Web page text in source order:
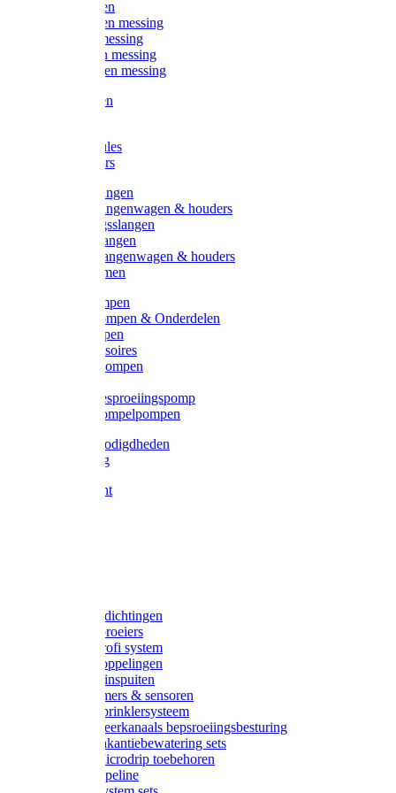
Kogelkranen
Koppelingen messing
Sproeiers messing
Tuinspuiten messing
Slangstukken messing
Handspuiten
Kunststoftules
Regenmeters
Overige slangen
Overige slangenwagen & houders
Beregeningsslangen
Gardena slangen
Gardena slangenwagen & houders
Slangklemmen
Leader pompen
Zwengelpompen & Onderdelen
Ebara pompen
Pompaccessoires
Excellent pompen
Gardena besproeiingspomp
Gardena dompelpompen
Tyleen benodigdheden
Tyleenslang
Lange bocht
Gardena afdichtingen
Gardena sproeiers
Gardena Profi system
Gardena koppelingen
Gardena tuinspuiten
Gardena timers & sensoren
Gardena Sprinklersysteem
Gardena meerkanaals bepsroeiingsbesturing
Gardena vakantiebewatering sets
Gardena Microdrip toebehoren
Gardena Pipeline